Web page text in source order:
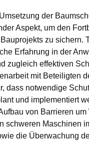
der
Aspekt, um den
zu sichern.
Erfahrung in der
zugleich effektiven
mit Beteiligten
dass notwendige
und implementiert
von Barrieren
schweren Maschinen
die Überwachung